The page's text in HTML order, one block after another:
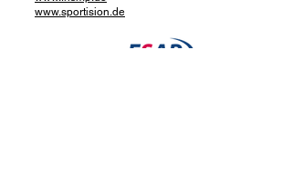
www.sportision.de